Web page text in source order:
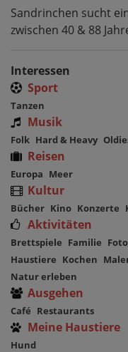
Sandrinchen sucht
zwischen 40 & 88
Interessen
Sport
Tanzen
Musik
Folk Hard & Heavy
Reisen
Europa Meer
Kultur
Bücher Kino Konzerte
Aktivitäten
Brettspiele Familie
Haustiere Kochen
Natur erleben
Ausgehen
Café Restaurants
Meine Haustiere
Hund